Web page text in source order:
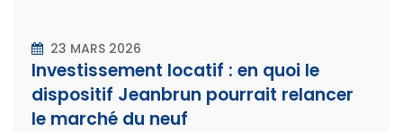
23 MARS 2026
Investissement locatif : en quoi le
dispositif Jeanbrun pourrait relancer
le marché du neuf